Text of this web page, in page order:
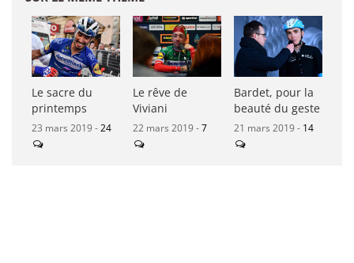
Le sacre du
printemps
23 mars 2019 -24
Le rêve de
Viviani
22 mars 2019 -7
Bardet, pour la
beauté du geste
21 mars 2019 - 14